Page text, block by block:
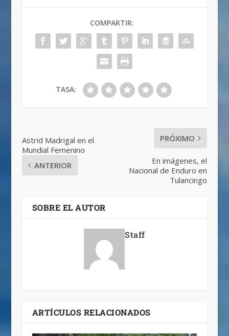
COMPARTIR:
TASA:
Astrid Madrigal en el
Mundial Femenino
ANTERIOR
PRÓXIMO
En imágenes, el
Nacional de Enduro en
Tulancingo
SOBRE EL AUTOR
Staff
ARTÍCULOS RELACIONADOS